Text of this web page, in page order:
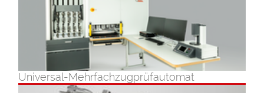
Universal-Mehrfachzugprüfautomat